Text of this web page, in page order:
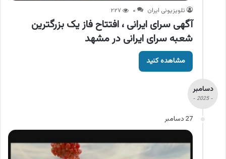
تلویزیونی ایران ۰ ۲۲۷
آگهی سرای ایرانی ، افتتاح فاز یک بزرگترین
شعبه سرای ایرانی در مشهد
مشاهده کنید
دسامبر
- 2025 -
27 دسامبر